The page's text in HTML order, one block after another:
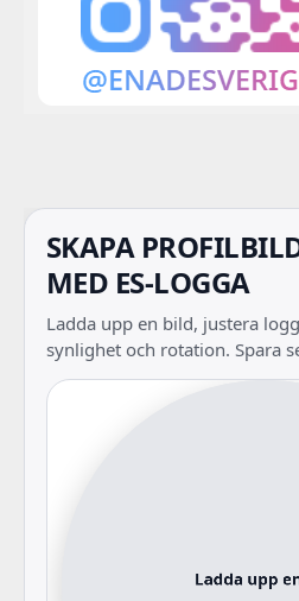
SKAPA
MED ES-LOGGA
Ladda upp en bild, justera
synlighet och rotation. Spara